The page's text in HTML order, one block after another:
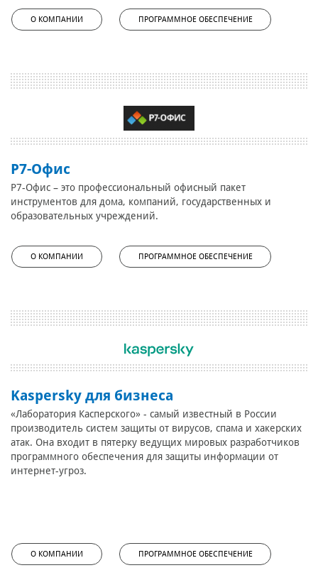
О КОМПАНИИ ПРОГРАММНОЕ ОБЕСПЕЧЕНИЕ
Р7-Офис
Р7-Офис – это профессиональный офисный пакет
инструментов для дома, компаний, государственных и
образовательных учреждений.
О КОМПАНИИ ПРОГРАММНОЕ ОБЕСПЕЧЕНИЕ
Kaspersky для бизнеса
«Лаборатория Касперского» - самый известный в России
производитель систем защиты от вирусов, спама и хакерских
атак. Она входит в пятерку ведущих мировых разработчиков
программного обеспечения для защиты информации от
интернет-угроз.
О КОМПАНИИ ПРОГРАММНОЕ ОБЕСПЕЧЕНИЕ